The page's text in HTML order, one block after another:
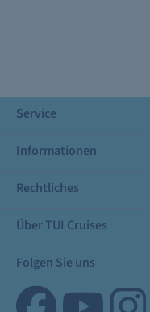
Service
Informationen
Rechtliches
Über TUI Cruises
Folgen Sie uns